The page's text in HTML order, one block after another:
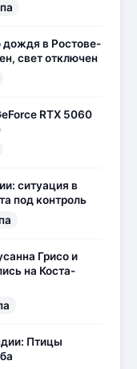
дождя в Ростове-
свет отключен
RTX 5060
ситуация в
под контроль
Грисо и
на Коста-
Птицы